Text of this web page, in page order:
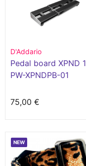
D'Addario
Pedal board XPND 1
PW-XPNDPB-01
75,00 €
NEW